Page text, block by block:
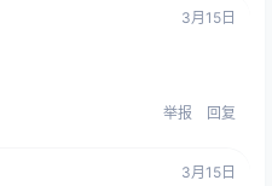
3月15日
举报 回复
3月15日